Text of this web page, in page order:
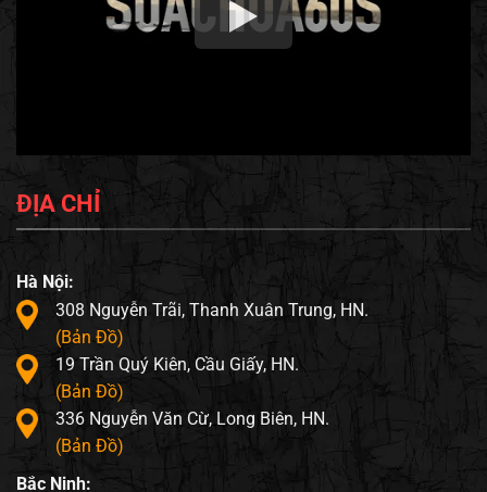
ĐỊA CHỈ
Hà Nội:
308 Nguyễn Trãi, Thanh Xuân Trung, HN.
(Bản Đồ)
19 Trần Quý Kiên, Cầu Giấy, HN.
(Bản Đồ)
336 Nguyễn Văn Cừ, Long Biên, HN.
(Bản Đồ)
Bắc Ninh: